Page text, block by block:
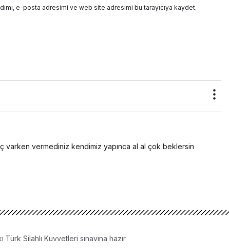
e-posta adresimi ve web site adresimi bu tarayıcıya kaydet.
varken vermediniz kendimiz yapınca al al çok beklersin
Türk Silahlı Kuvvetleri sınavına hazır